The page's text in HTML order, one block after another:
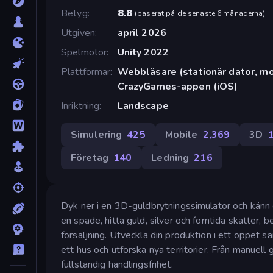
Betyg
8.8 (baserat på de senaste 6 månaderna)
Utgiven
april 2026
Spelmotor
Unity 2022
Plattformar Webbläsare (stationär dator,
CrazyGames-appen (iOS)
Inriktning
Landscape
Simulering 425 Mobile 2,369 3D
Företag 140 Ledning 216
Dyk ner i en 3D-guldbrytningssimulator och
en spade, hitta guld, silver och forntida skatter,
försäljning. Utveckla din produktion i ett öppet
ett hus och utforska nya territorier. Från
fullständig handlingsfrihet.